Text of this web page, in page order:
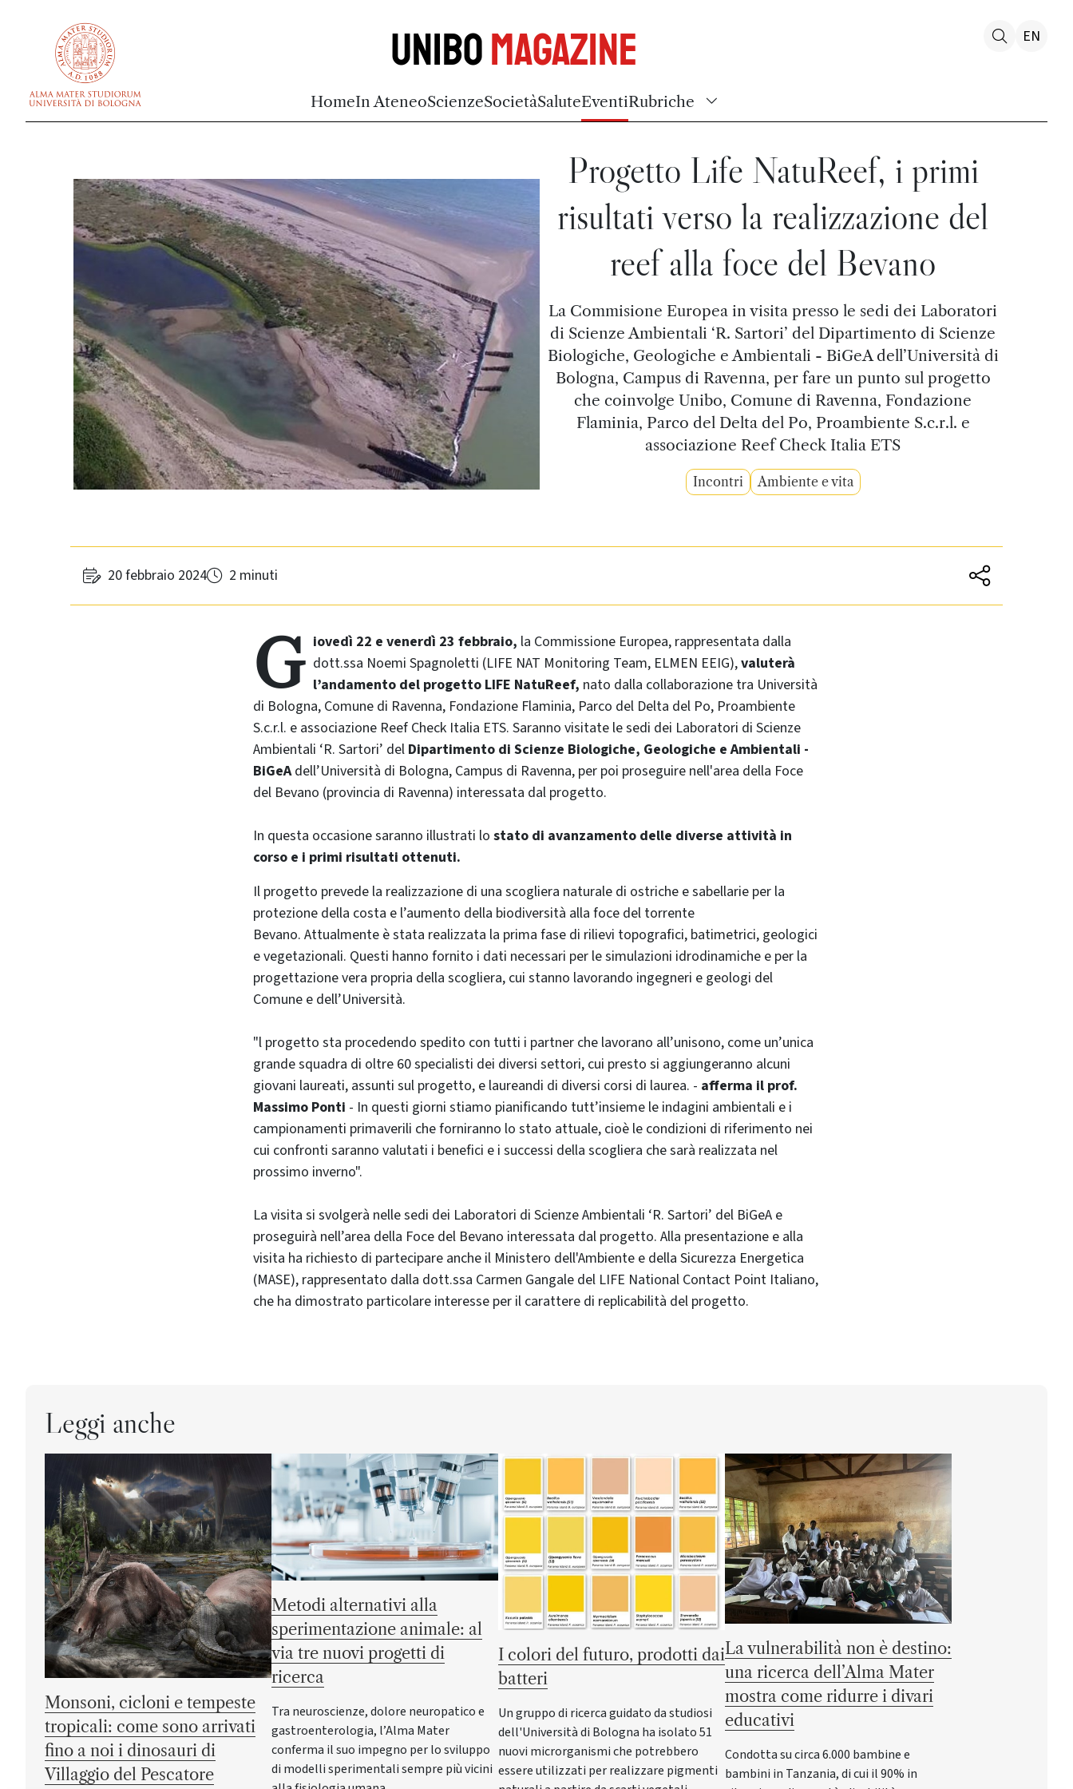
UniboMagazine
HomeIn AteneoScienzeSocietàSaluteEventiRubriche
EN
Progetto Life NatuReef, i primi
risultati verso la realizzazione del
reef alla foce del Bevano
La Commisione Europea in visita presso le sedi dei Laboratori
di Scienze Ambientali ‘R. Sartori’ del Dipartimento di Scienze
Biologiche, Geologiche e Ambientali - BiGeA dell’Università di
Bologna, Campus di Ravenna, per fare un punto sul progetto
che coinvolge Unibo, Comune di Ravenna, Fondazione
Flaminia, Parco del Delta del Po, Proambiente S.c.r.l. e
associazione Reef Check Italia ETS
Incontri Ambiente e vita
20 febbraio 2024 2 minuti
G iovedì 22 e venerdì 23 febbraio, la Commissione Europea, rappresentata dalla
dott.ssa Noemi Spagnoletti (LIFE NAT Monitoring Team, ELMEN EEIG),valuterà
l’andamento del progetto LIFE NatuReef, nato dalla collaborazione tra Università
di Bologna, Comune di Ravenna, Fondazione Flaminia, Parco del Delta del Po, Proambiente
S.c.r.l. e associazione Reef Check Italia ETS. Saranno visitate le sedi dei Laboratori di Scienze
Ambientali ‘R. Sartori’ del Dipartimento di Scienze Biologiche, Geologiche e Ambientali -
BiGeAdell’Università di Bologna, Campus di Ravenna, per poi proseguire nell'area della Foce
del Bevano (provincia di Ravenna) interessata dal progetto.
In questa occasione saranno illustrati lo stato di avanzamento delle diverse attività in
corso e i primi risultati ottenuti.
Il progetto prevede la realizzazione di una scogliera naturale di ostriche e sabellarie per la
protezione della costa e l’aumento della biodiversità alla foce del torrente
Bevano. Attualmente è stata realizzata la prima fase di rilievi topografici, batimetrici, geologici
e vegetazionali. Questi hanno fornito i dati necessari per le simulazioni idrodinamiche e per la
progettazione vera propria della scogliera, cui stanno lavorando ingegneri e geologi del
Comune e dell’Università.
"l progetto sta procedendo spedito con tutti i partner che lavorano all’unisono, come un’unica
grande squadra di oltre 60 specialisti dei diversi settori, cui presto si aggiungeranno alcuni
giovani laureati, assunti sul progetto, e laureandi di diversi corsi di laurea. - afferma il prof.
Massimo Ponti - In questi giorni stiamo pianificando tutt’insieme le indagini ambientali e i
campionamenti primaverili che forniranno lo stato attuale, cioè le condizioni di riferimento nei
cui confronti saranno valutati i benefici e i successi della scogliera che sarà realizzata nel
prossimo inverno".
La visita si svolgerà nelle sedi dei Laboratori di Scienze Ambientali ‘R. Sartori’ del BiGeA e
proseguirà nell’area della Foce del Bevano interessata dal progetto. Alla presentazione e alla
visita ha richiesto di partecipare anche il Ministero dell'Ambiente e della Sicurezza Energetica
(MASE), rappresentato dalla dott.ssa Carmen Gangale del LIFE National Contact Point Italiano,
che ha dimostrato particolare interesse per il carattere di replicabilità del progetto.
Leggi anche
Monsoni, cicloni e tempeste
tropicali: come sono arrivati
fino a noi i dinosauri di
Villaggio del Pescatore
Metodi alternativi alla
sperimentazione animale: al
via tre nuovi progetti di
ricerca
Tra neuroscienze, dolore neuropatico e
gastroenterologia, l’Alma Mater
conferma il suo impegno per lo sviluppo
di modelli sperimentali sempre più vicini
I colori del futuro, prodotti dai
batteri
Un gruppo di ricerca guidato da studiosi
dell'Università di Bologna ha isolato 51
nuovi microrganismi che potrebbero
essere utilizzati per realizzare pigmenti
La vulnerabilità non è destino:
una ricerca dell’Alma Mater
mostra come ridurre i divari
educativi
Condotta su circa 6.000 bambine e
bambini in Tanzania, di cui il 90% in